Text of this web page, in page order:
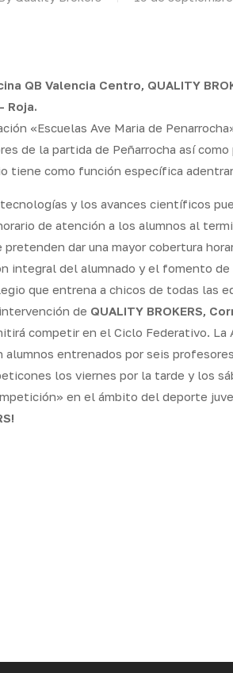
QB Valencia Centro, QUALITY
Roja.
«Escuelas Ave Maria de
de la partida de Peñarrocha así
tiene como función específica
y los avances científicos
de atención a los alumnos al
dar una mayor cobertura
integral del alumnado y el fomento
que entrena a chicos de todas las
de QUALITY BROKERS,
competir en el Ciclo Federativo.
entrenados por seis
los viernes por la tarde y los
en el ámbito del deporte